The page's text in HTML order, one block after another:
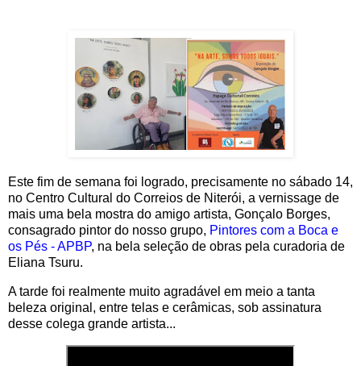
Este fim de semana foi logrado, precisamente no sábado 14,
no Centro Cultural do Correios de Niterói, a vernissage de
mais uma bela mostra do amigo artista, Gonçalo Borges,
consagrado pintor do nosso grupo, Pintores com a Boca e
os Pés - APBP, na bela seleção de obras pela curadoria de
Eliana Tsuru.
A tarde foi realmente muito agradável em meio a tanta
beleza original, entre telas e cerâmicas, sob assinatura
desse colega grande artista...